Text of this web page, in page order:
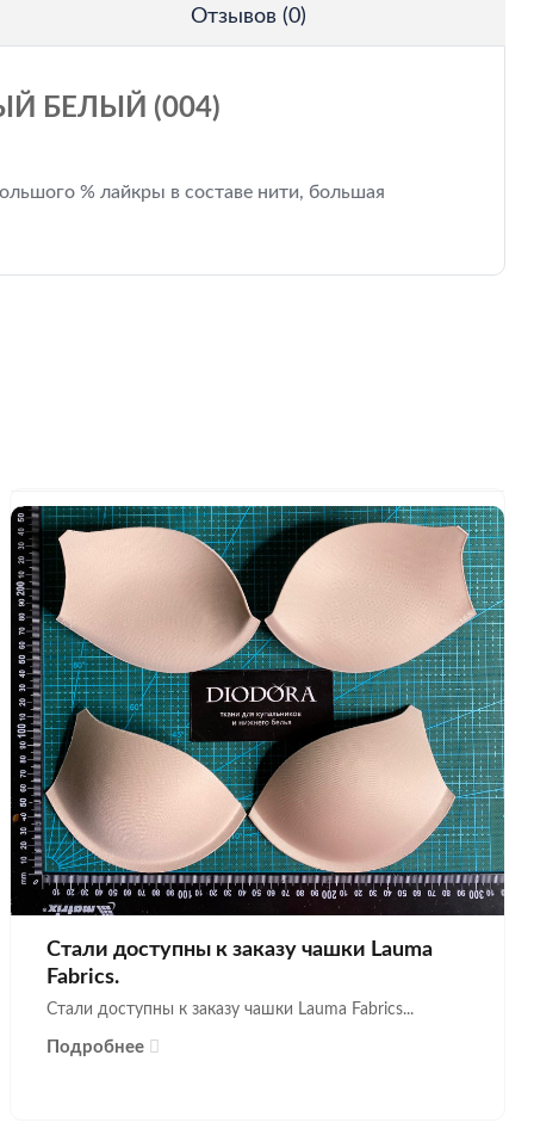
Отзывов (0)
БЕЛЫЙ (004)
% лайкры в составе нити, большая
Стали доступны к заказу чашки Lauma
Fabrics.
Стали доступны к заказу чашки Lauma Fabrics...
Подробнее